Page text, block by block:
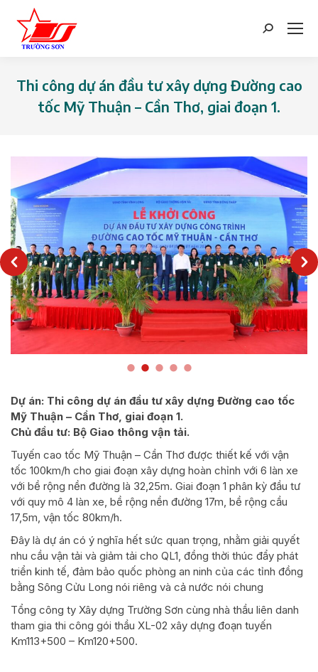
Search:
Thi công dự án đầu tư xây dựng Đường cao
tốc Mỹ Thuận – Cần Thơ, giai đoạn 1.
Dự án: Thi công dự án đầu tư xây dựng Đường cao tốc
Mỹ Thuận – Cần Thơ, giai đoạn 1.
Chủ đầu tư: Bộ Giao thông vận tải.
Tuyến cao tốc Mỹ Thuận – Cần Thơ được thiết kế với vận
tốc 100km/h cho giai đoạn xây dựng hoàn chỉnh với 6 làn xe
với bề rộng nền đường là 32,25m. Giai đoạn 1 phân kỳ đầu tư
với quy mô 4 làn xe, bề rộng nền đường 17m, bề rộng cầu
17,5m, vận tốc 80km/h.
Đây là dự án có ý nghĩa hết sức quan trọng, nhằm giải quyết
nhu cầu vận tải và giảm tải cho QL1, đồng thời thúc đẩy phát
triển kinh tế, đảm bảo quốc phòng an ninh của các tỉnh đồng
bằng Sông Cửu Long nói riêng và cả nước nói chung
Tổng công ty Xây dựng Trường Sơn cùng nhà thầu liên danh
tham gia thi công gói thầu XL-02 xây dựng đoạn tuyến
Km113+500 – Km120+500.